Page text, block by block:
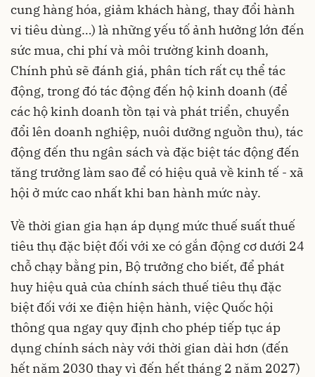
cung hàng hóa, giảm khách hàng, thay đổi hành
vi tiêu dùng…) là những yếu tố ảnh hưởng lớn đến
sức mua, chi phí và môi trường kinh doanh,
Chính phủ sẽ đánh giá, phân tích rất cụ thể tác
động, trong đó tác động đến hộ kinh doanh (để
các hộ kinh doanh tồn tại và phát triển, chuyển
đổi lên doanh nghiệp, nuôi dưỡng nguồn thu), tác
động đến thu ngân sách và đặc biệt tác động đến
tăng trưởng làm sao để có hiệu quả về kinh tế - xã
hội ở mức cao nhất khi ban hành mức này.
Về thời gian gia hạn áp dụng mức thuế suất thuế
tiêu thụ đặc biệt đối với xe có gắn động cơ dưới 24
chỗ chạy bằng pin, Bộ trưởng cho biết, để phát
huy hiệu quả của chính sách thuế tiêu thụ đặc
biệt đối với xe điện hiện hành, việc Quốc hội
thông qua ngay quy định cho phép tiếp tục áp
dụng chính sách này với thời gian dài hơn (đến
hết năm 2030 thay vì đến hết tháng 2 năm 2027)